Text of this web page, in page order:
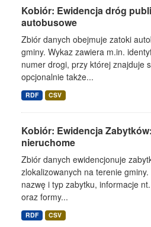
Kobiór: Ewidencja dróg
autobusowe
Zbiór danych obejmuje zatoki
gminy. Wykaz zawiera m.in.
numer drogi, przy której znajduje
opcjonalnie także...
RDF CSV
Kobiór: Ewidencja
nieruchome
Zbiór danych ewidencjonuje
zlokalizowanych na terenie
nazwę i typ zabytku, informacje
oraz formy...
RDF CSV